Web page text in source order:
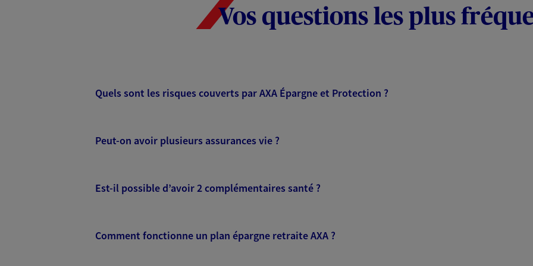
Vos questions les plus
Quels sont les risques couverts par AXA Épargne et Protection ?
Peut-on avoir plusieurs assurances vie ?
Est-il possible d’avoir 2 complémentaires santé ?
Comment fonctionne un plan épargne retraite AXA ?